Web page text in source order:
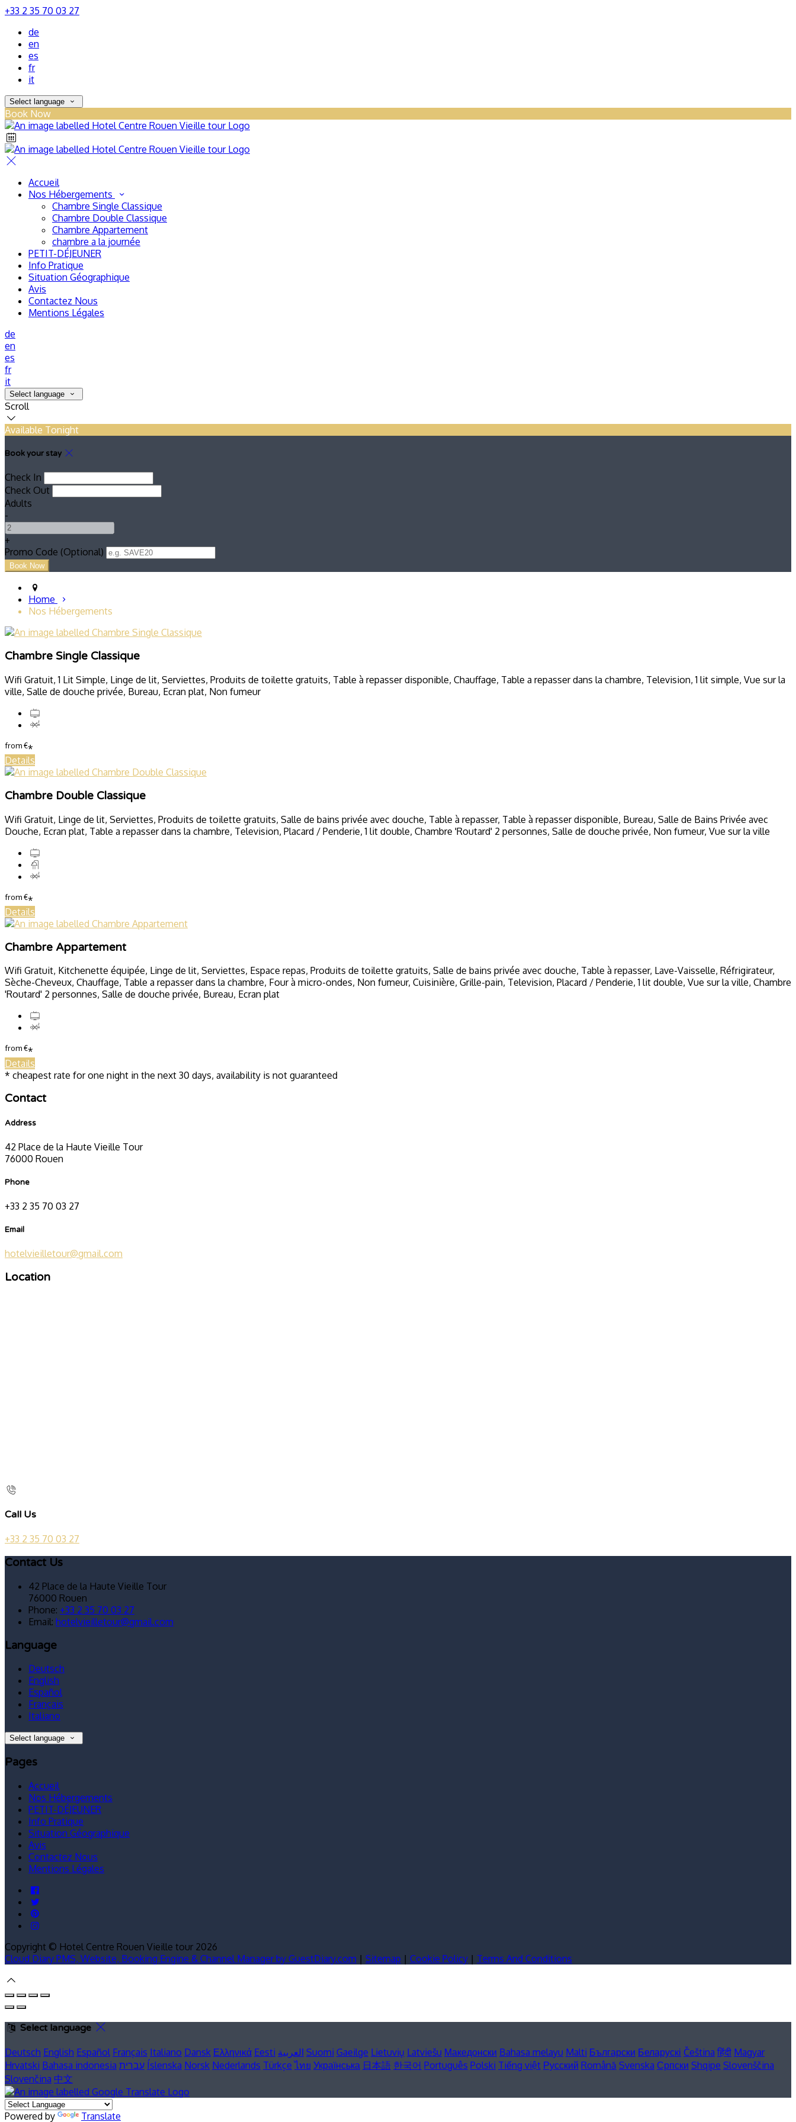
+33 2 35 70 03 27
de
en
es
fr
it
Select language
Book Now
Accueil
Nos Hébergements
Chambre Single Classique
Chambre Double Classique
Chambre Appartement
chambre a la journée
PETIT-DÉJEUNER
Info Pratique
Situation Géographique
Avis
Contactez Nous
Mentions Légales
de
en
es
fr
it
Select language
Scroll
Available Tonight
Book your stay
Check In
Check Out
Adults
-
+
Promo Code (Optional)
Home
Nos Hébergements
Chambre Single Classique
Wifi Gratuit, 1 Lit Simple, Linge de lit, Serviettes, Produits de toilette gratuits, Table à repasser disponible, Chauffage, Table a repasser dans la chambre, Television, 1 lit simple, Vue sur la
ville, Salle de douche privée, Bureau, Ecran plat, Non fumeur
from€*
Details
Chambre Double Classique
Wifi Gratuit, Linge de lit, Serviettes, Produits de toilette gratuits, Salle de bains privée avec douche, Table à repasser, Table à repasser disponible, Bureau, Salle de Bains Privée avec
Douche, Ecran plat, Table a repasser dans la chambre, Television, Placard / Penderie, 1 lit double, Chambre 'Routard' 2 personnes, Salle de douche privée, Non fumeur, Vue sur la ville
from€*
Details
Chambre Appartement
Wifi Gratuit, Kitchenette équipée, Linge de lit, Serviettes, Espace repas, Produits de toilette gratuits, Salle de bains privée avec douche, Table à repasser, Lave-Vaisselle, Réfrigirateur,
Sèche-Cheveux, Chauffage, Table a repasser dans la chambre, Four à micro-ondes, Non fumeur, Cuisinière, Grille-pain, Television, Placard / Penderie, 1 lit double, Vue sur la ville, Chambre
'Routard' 2 personnes, Salle de douche privée, Bureau, Ecran plat
from€*
Details
* cheapest rate for one night in the next 30 days, availability is not guaranteed
Contact
Address
42 Place de la Haute Vieille Tour
76000 Rouen
Phone
+33 2 35 70 03 27
Email
hotelvieilletour@gmail.com
Location
Call Us
+33 2 35 70 03 27
Contact Us
42 Place de la Haute Vieille Tour
76000 Rouen
Phone: +33 2 35 70 03 27
Email: hotelvieilletour@gmail.com
Language
Deutsch
English
Español
Français
Italiano
Select language
Pages
Accueil
Nos Hébergements
PETIT-DÉJEUNER
Info Pratique
Situation Géographique
Avis
Contactez Nous
Mentions Légales
Copyright © Hotel Centre Rouen Vieille tour 2026
Cloud Diary PMS, Website, Booking Engine & Channel Manager by GuestDiary.com | Sitemap | Cookie Policy | Terms And Conditions
Select language
Deutsch English Español Français Italiano Dansk Ελληνικά Eesti العربية Suomi Gaeilge Lietuvių Latviešu Македонски Bahasa melayu Malti Български Беларускі Čeština हिंदी Magyar
Hrvatski Bahasa indonesia עברית Íslenska Norsk Nederlands Türkçe ไทย Українська 日本語 한국어 Português Polski Tiếng việt Русский Română Svenska Српски Shqipe Slovenščina
Slovenčina 中文
Powered by Translate